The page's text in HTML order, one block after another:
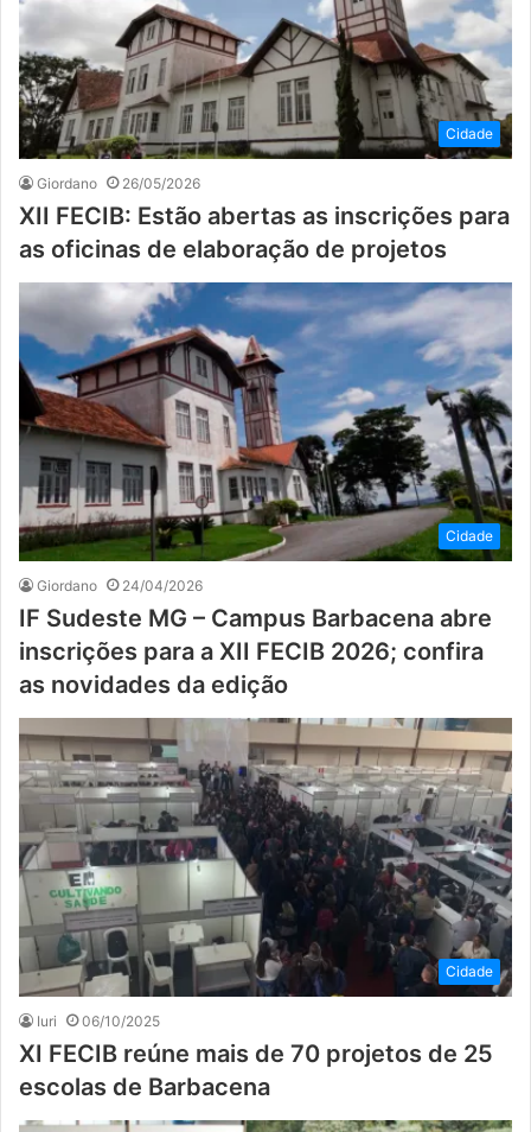
Cidade
Giordano 26/05/2026
XII FECIB: Estão abertas as inscrições para
as oficinas de elaboração de projetos
Cidade
Giordano 24/04/2026
IF Sudeste MG – Campus Barbacena abre
inscrições para a XII FECIB 2026; confira
as novidades da edição
Cidade
Iuri 06/10/2025
XI FECIB reúne mais de 70 projetos de 25
escolas de Barbacena